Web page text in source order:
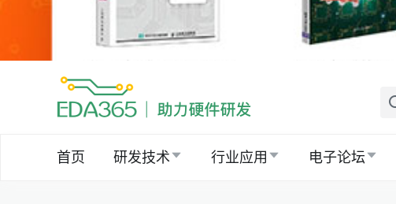
首页 研发技术 行业应用 电子论坛